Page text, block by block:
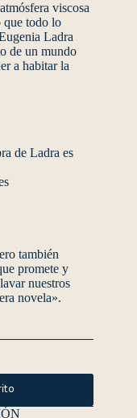
viscosa
que todo lo
Ladra
de un mundo
a habitar la
de Ladra es
también
promete y
nuestros
novela».